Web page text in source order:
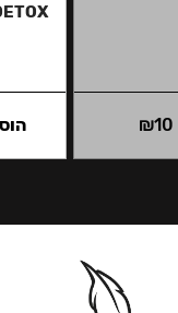
₪10